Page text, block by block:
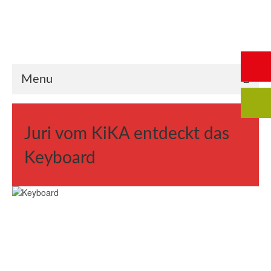
Menu
Juri vom KiKA entdeckt das
Keyboard